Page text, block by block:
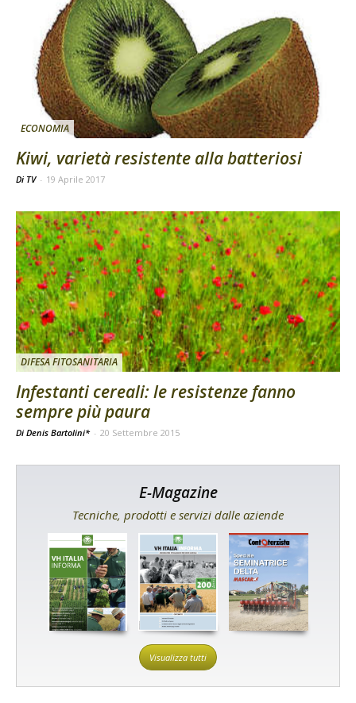
ECONOMIA
Kiwi, varietà resistente alla batteriosi
Di TV - 19 Aprile 2017
DIFESA FITOSANITARIA
Infestanti cereali: le resistenze fanno
sempre più paura
Di Denis Bartolini* - 20 Settembre 2015
E-Magazine
Tecniche, prodotti e servizi dalle aziende
Visualizza tutti